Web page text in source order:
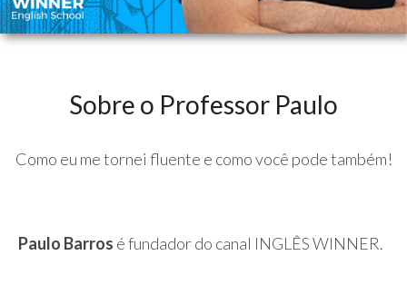
Sobre o Professor Paulo
Como eu me tornei fluente e como você pode também!
Paulo Barros é fundador do canal INGLÊS WINNER.